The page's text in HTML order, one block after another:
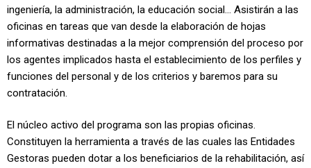
ingeniería, la administración, la educación social… Asistirán a las
oficinas en tareas que van desde la elaboración de hojas
informativas destinadas a la mejor comprensión del proceso por
los agentes implicados hasta el establecimiento de los perfiles y
funciones del personal y de los criterios y baremos para su
contratación.
El núcleo activo del programa son las propias oficinas.
Constituyen la herramienta a través de las cuales las Entidades
Gestoras pueden dotar a los beneficiarios de la rehabilitación, así